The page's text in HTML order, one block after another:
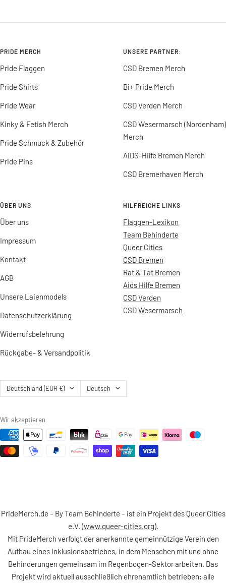
PRIDE MERCH
Pride Flaggen
Pride Shirts
Pride Wear
Kinky & Fetish Merch
Pride Schmuck & Zubehör
Pride Pins
UNSERE PARTNER:
CSD Bremen Merch
Bi+ Pride Merch
CSD Verden Merch
CSD Wesermarsch (Nordenham)
Merch
AIDS-Hilfe Bremen Merch
CSD Bremerhaven Merch
ÜBER UNS
Über uns
Impressum
Kontakt
AGB
Unsere Laienmodels
Datenschutzerklärung
Widerrufsbelehrung
Rückgabe- & Versandpolitik
HILFREICHE LINKS
Flaggen-Lexikon
Team Behinderte
Queer Cities
CSD Bremen
Rat & Tat Bremen
Aids Hilfe Bremen
CSD Verden
CSD Wesermarsch
Land/Region
Deutschland (EUR €) Sprache
Deutsch
Wir akzeptieren
PrideMerch.de – By Team Behinderte – ist ein Projekt des Queer Cities
e.V. (www.queer-cities.org).
Mit PrideMerch verfolgt der anerkannte gemeinnützige Verein den
Aufbau eines Inklusionsbetriebes, in dem Menschen mit und ohne
Behinderungen gemeinsam im Regenbogen-Sektor arbeiten. Das
Projekt wird aktuell ausschließlich ehrenamtlich betrieben; alle